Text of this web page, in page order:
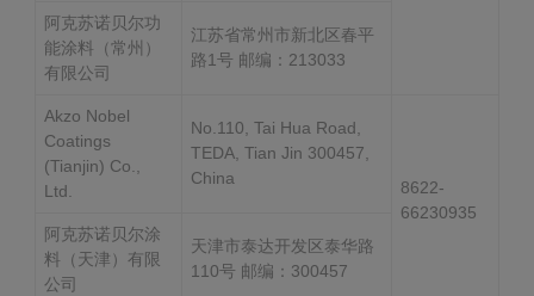
阿克苏诺贝尔功
能涂料（常州）
有限公司
江苏省常州市新北区春平
路1号 邮编：213033
Akzo Nobel
Coatings
(Tianjin) Co.,
Ltd.
No.110, Tai Hua Road,
TEDA, Tian Jin 300457,
China
8622-
66230935
阿克苏诺贝尔涂
料（天津）有限
公司
天津市泰达开发区泰华路
110号 邮编：300457